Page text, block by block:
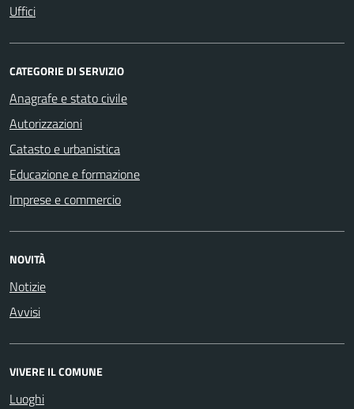
Uffici
CATEGORIE DI SERVIZIO
Anagrafe e stato civile
Autorizzazioni
Catasto e urbanistica
Educazione e formazione
Imprese e commercio
NOVITÀ
Notizie
Avvisi
VIVERE IL COMUNE
Luoghi